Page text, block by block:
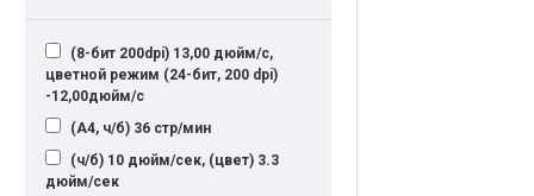
45 листов
50 листов
60
80 листов
95 мм
150 листов
200 листов
250 листов
(8-бит 200dpi) 13,00 дюйм/с,
цветной режим (24-бит, 200 dpi)
-12,00дюйм/с
(А4, ч/б) 36 стр/мин
(ч/б) 10 дюйм/сек, (цвет) 3.3
дюйм/сек